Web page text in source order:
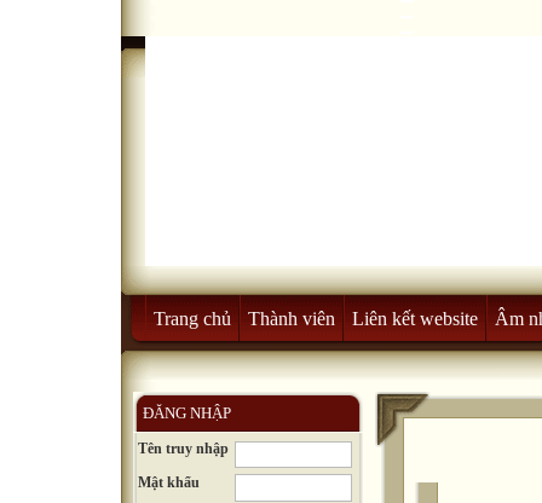
Trang chủ Thành viên Liên kết website Âm
ĐĂNG NHẬP
Tên truy nhập
Mật khẩu